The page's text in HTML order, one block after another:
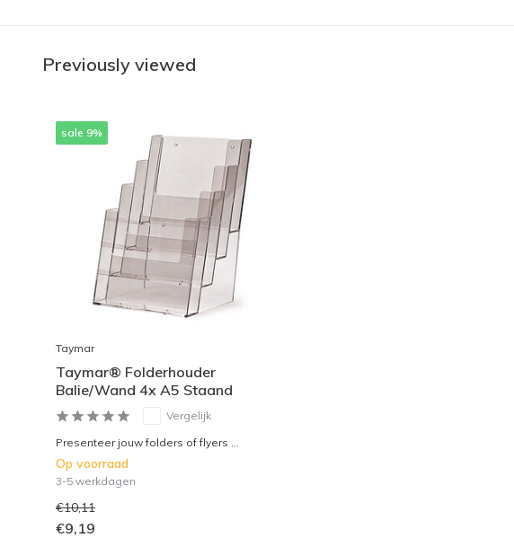
Previously viewed
sale 9%
Taymar
Taymar® Folderhouder
Balie/Wand 4x A5 Staand
Vergelijk
Presenteer jouw folders of flyers ...
Op voorraad
3-5 werkdagen
€10,11
€9,19